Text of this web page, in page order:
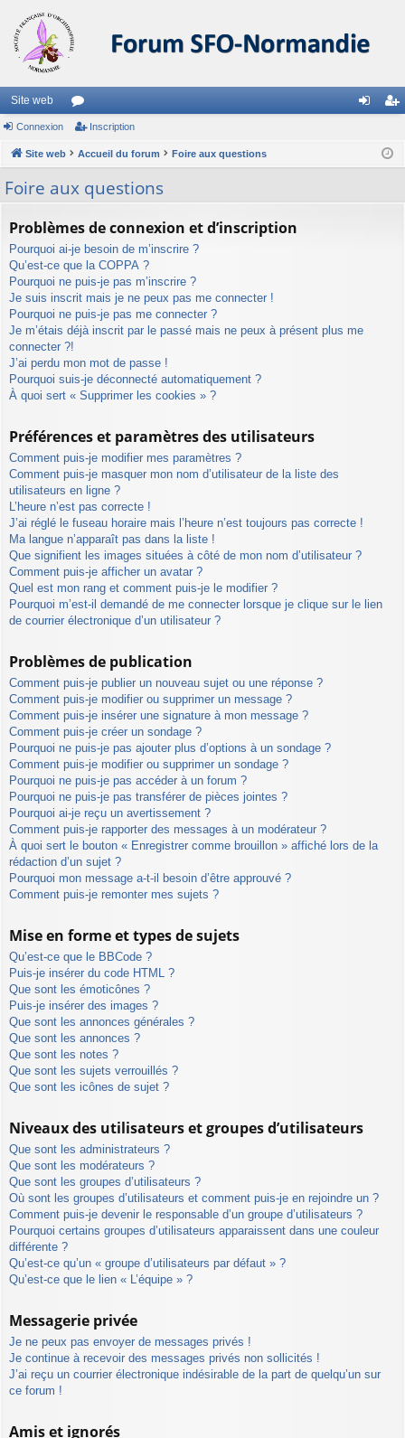
Site web
or
u cri
Connexion Inscription
Site web Accueil du forum Foire aux questions
Foire aux questions
Problèmes de connexion et d’inscription
Pourquoi ai-je besoin de m’inscrire ?
Qu’est-ce que la COPPA ?
Pourquoi ne puis-je pas m’inscrire ?
Je suis inscrit mais je ne peux pas me connecter !
Pourquoi ne puis-je pas me connecter ?
Je m’étais déjà inscrit par le passé mais ne peux à présent plus me
connecter ?!
J’ai perdu mon mot de passe !
Pourquoi suis-je déconnecté automatiquement ?
À quoi sert « Supprimer les cookies » ?
Préférences et paramètres des utilisateurs
Comment puis-je modifier mes paramètres ?
Comment puis-je masquer mon nom d’utilisateur de la liste des
utilisateurs en ligne ?
L’heure n’est pas correcte !
J’ai réglé le fuseau horaire mais l’heure n’est toujours pas correcte !
Ma langue n’apparaît pas dans la liste !
Que signifient les images situées à côté de mon nom d’utilisateur ?
Comment puis-je afficher un avatar ?
Quel est mon rang et comment puis-je le modifier ?
Pourquoi m’est-il demandé de me connecter lorsque je clique sur le lien
de courrier électronique d’un utilisateur ?
Problèmes de publication
Comment puis-je publier un nouveau sujet ou une réponse ?
Comment puis-je modifier ou supprimer un message ?
Comment puis-je insérer une signature à mon message ?
Comment puis-je créer un sondage ?
Pourquoi ne puis-je pas ajouter plus d’options à un sondage ?
Comment puis-je modifier ou supprimer un sondage ?
Pourquoi ne puis-je pas accéder à un forum ?
Pourquoi ne puis-je pas transférer de pièces jointes ?
Pourquoi ai-je reçu un avertissement ?
Comment puis-je rapporter des messages à un modérateur ?
À quoi sert le bouton « Enregistrer comme brouillon » affiché lors de la
rédaction d’un sujet ?
Pourquoi mon message a-t-il besoin d’être approuvé ?
Comment puis-je remonter mes sujets ?
Mise en forme et types de sujets
Qu’est-ce que le BBCode ?
Puis-je insérer du code HTML ?
Que sont les émoticônes ?
Puis-je insérer des images ?
Que sont les annonces générales ?
Que sont les annonces ?
Que sont les notes ?
Que sont les sujets verrouillés ?
Que sont les icônes de sujet ?
Niveaux des utilisateurs et groupes d’utilisateurs
Que sont les administrateurs ?
Que sont les modérateurs ?
Que sont les groupes d’utilisateurs ?
Où sont les groupes d’utilisateurs et comment puis-je en rejoindre un ?
Comment puis-je devenir le responsable d’un groupe d’utilisateurs ?
Pourquoi certains groupes d’utilisateurs apparaissent dans une couleur
différente ?
Qu’est-ce qu’un « groupe d’utilisateurs par défaut » ?
Qu’est-ce que le lien « L’équipe » ?
Messagerie privée
Je ne peux pas envoyer de messages privés !
Je continue à recevoir des messages privés non sollicités !
J’ai reçu un courrier électronique indésirable de la part de quelqu’un sur
ce forum !
Amis et ignorés